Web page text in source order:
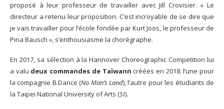
proposé à leur professeur de travailler avec Jill Crovisier. « Le
directeur a retenu leur proposition. C’est incroyable de se dire que
je vais travailler pour l’école fondée par Kurt Joos, le professeur de
Pina Bausch », s’enthousiasme la chorégraphe.
En 2017, sa sélection à la Hannover Choreographic Competition lui
a valu deux commandes de Taïwanncréées en 2018: l’une pour
la compagnie B.Dance (No Man’s Land), l’autre pour les étudiants de
la Taipei National University of Arts (SI).